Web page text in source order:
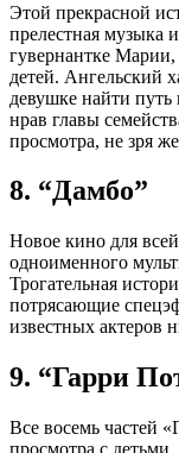
Этой прекрасной
прелестная музыка
гувернантке
детей. Ангельский
девушке найти путь
нрав главы
просмотра, не зря
8. “Дамбо”
Новое кино для
одноименного
Трогательная
потрясающие
известных актеров
9. “Гарри
Все восемь частей